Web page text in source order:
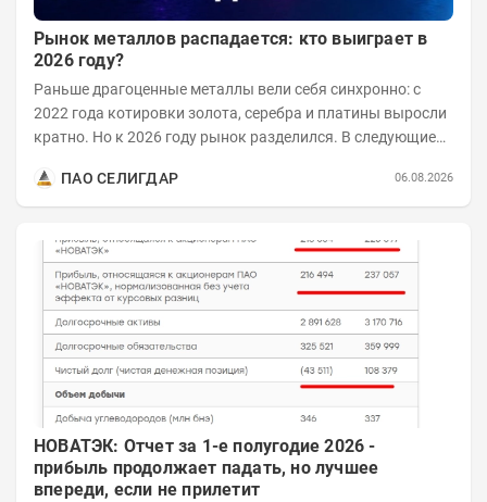
Рынок металлов распадается: кто выиграет в
2026 году?
Раньше драгоценные металлы вели себя синхронно: с
2022 года котировки золота, серебра и платины выросли
кратно. Но к 2026 году рынок разделился. В следующие
ПАО СЕЛИГДАР
06.08.2026
НОВАТЭК: Отчет за 1-е полугодие 2026 -
прибыль продолжает падать, но лучшее
впереди, если не прилетит